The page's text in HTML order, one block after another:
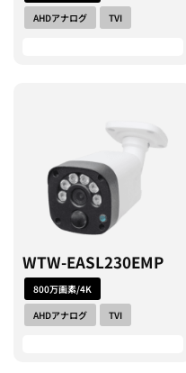
AHDアナログ
TVI
WTW-EASL230EMP
800万画素/4K
AHDアナログ
TVI